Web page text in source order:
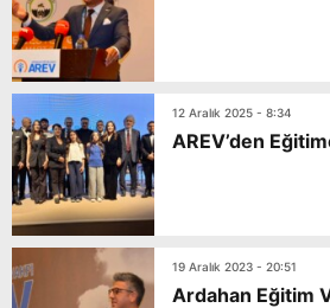
12 Aralık 2025 - 8:34
AREV’den
19 Aralık 2023 - 20:51
Ardahan Eğitim